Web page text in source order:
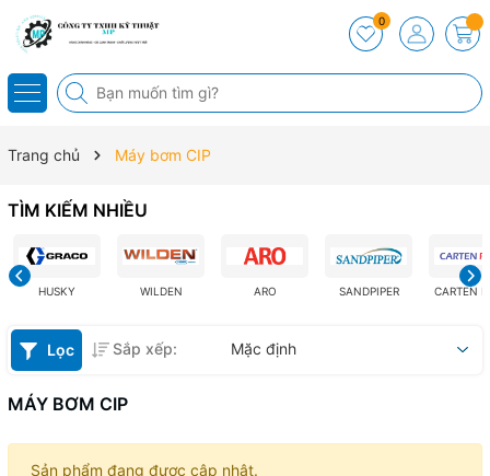
0
Trang chủ Máy bơm CIP
TÌM KIẾM NHIỀU
HUSKY WILDEN ARO SANDPIPER CARTEN
Lọc Sắp xếp: Mặc định
MÁY BƠM CIP
Sản phẩm đang được cập nhật.